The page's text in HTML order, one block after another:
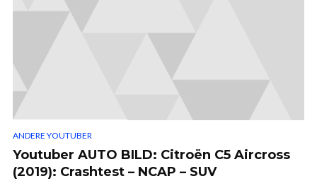
ANDERE YOUTUBER
Youtuber AUTO BILD: Citroën C5 Aircross
(2019): Crashtest – NCAP – SUV